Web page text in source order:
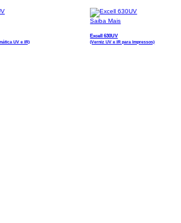
UV e IR)
Saiba Mais
Excell 630UV
(Verniz UV e IR para Impressos)